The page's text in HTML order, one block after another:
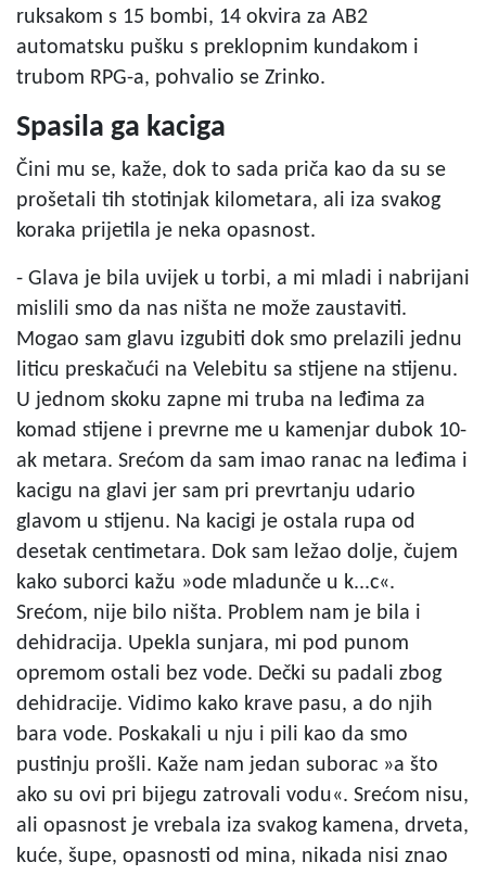
ruksakom s 15 bombi, 14 okvira za AB2
automatsku pušku s preklopnim kundakom i
trubom RPG-a, pohvalio se Zrinko.
Spasila ga kaciga
Čini mu se, kaže, dok to sada priča kao da su se
prošetali tih stotinjak kilometara, ali iza svakog
koraka prijetila je neka opasnost.
- Glava je bila uvijek u torbi, a mi mladi i nabrijani
mislili smo da nas ništa ne može zaustaviti.
Mogao sam glavu izgubiti dok smo prelazili jednu
liticu preskačući na Velebitu sa stijene na stijenu.
U jednom skoku zapne mi truba na leđima za
komad stijene i prevrne me u kamenjar dubok 10-
ak metara. Srećom da sam imao ranac na leđima i
kacigu na glavi jer sam pri prevrtanju udario
glavom u stijenu. Na kacigi je ostala rupa od
desetak centimetara. Dok sam ležao dolje, čujem
kako suborci kažu »ode mladunče u k...c«.
Srećom, nije bilo ništa. Problem nam je bila i
dehidracija. Upekla sunjara, mi pod punom
opremom ostali bez vode. Dečki su padali zbog
dehidracije. Vidimo kako krave pasu, a do njih
bara vode. Poskakali u nju i pili kao da smo
pustinju prošli. Kaže nam jedan suborac »a što
ako su ovi pri bijegu zatrovali vodu«. Srećom nisu,
ali opasnost je vrebala iza svakog kamena, drveta,
kuće, šupe, opasnosti od mina, nikada nisi znao